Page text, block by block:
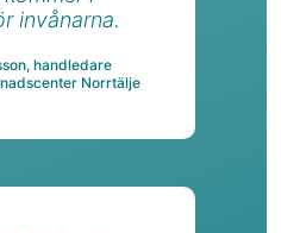
invånarna.
handledare
Norrtälje